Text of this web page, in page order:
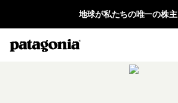
地球が私たちの唯一の株主